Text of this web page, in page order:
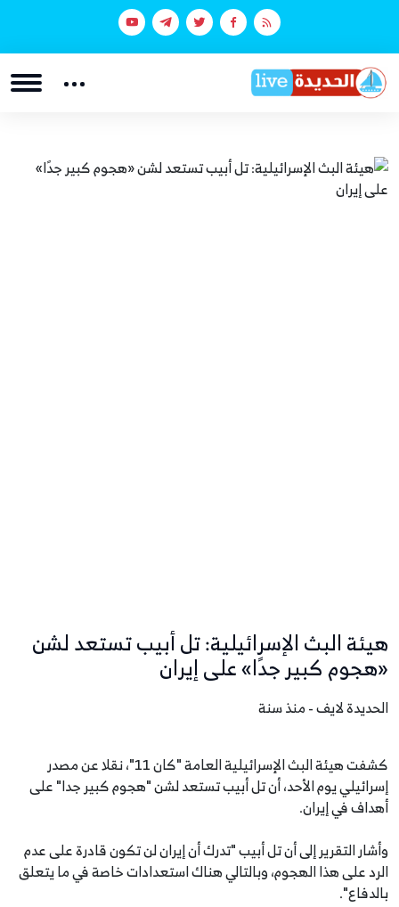
هيئة البث الإسرائيلية: تل أبيب تستعد لشن
«هجوم كبير جدًا» على إيران
الحديدة لايف - منذ سنة
كشفت هيئة البث الإسرائيلية العامة "كان 11"، نقلا عن مصدر
إسرائيلي يوم الأحد، أن تل أبيب تستعد لشن "هجوم كبير جدا" على
أهداف في إيران.
وأشار التقرير إلى أن تل أبيب "تدرك أن إيران لن تكون قادرة على عدم
الرد على هذا الهجوم، وبالتالي هناك استعدادات خاصة في ما يتعلق
بالدفاع".